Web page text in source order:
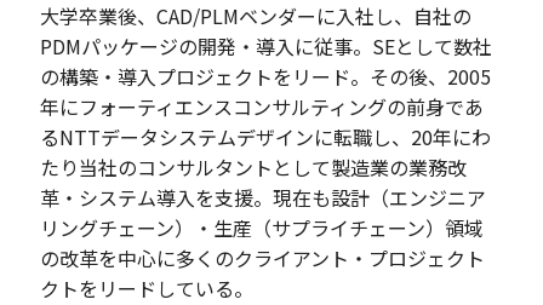
大学卒業後、CAD/PLMベンダーに入社し、自社の
PDMパッケージの開発・導入に従事。SEとして数社
の構築・導入プロジェクトをリード。その後、2005
年にフォーティエンスコンサルティングの前身であ
るNTTデータシステムデザインに転職し、20年にわ
たり当社のコンサルタントとして製造業の業務改
革・システム導入を支援。現在も設計（エンジニア
リングチェーン）・生産（サプライチェーン）領域
の改革を中心に多くのクライアント・プロジェクト
クトをリードしている。